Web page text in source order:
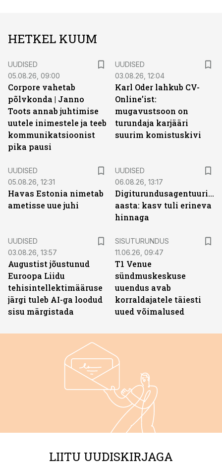
HETKEL KUUM
UUDISED
05.08.26, 09:00
Corpore vahetab
põlvkonda | Janno
Toots annab juhtimise
uutele inimestele ja teeb
kommunikatsioonist
pika pausi
UUDISED
03.08.26, 12:04
Karl Oder lahkub CV-
Online’ist:
mugavustsoon on
turundaja karjääri
suurim komistuskivi
UUDISED
05.08.26, 12:31
Havas Estonia nimetab
ametisse uue juhi
UUDISED
06.08.26, 13:17
Digiturundusagentuuride
aasta: kasv tuli erineva
hinnaga
UUDISED
03.08.26, 13:57
Augustist jõustunud
Euroopa Liidu
tehisintellektimääruse
järgi tuleb AI-ga loodud
sisu märgistada
SISUTURUNDUS
11.06.26, 09:47
T1 Venue
sündmuskeskuse
uuendus avab
korraldajatele täiesti
uued võimalused
LIITU UUDISKIRJAGA